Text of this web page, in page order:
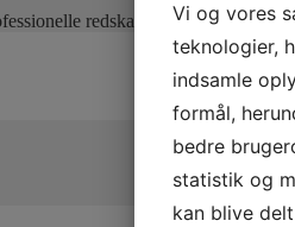
redskaber og maksimal
Vi og vores
teknologier,
indsamle
formål,
bedre
statistik og
kan blive